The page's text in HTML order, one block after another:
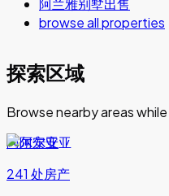
阿兰雅别墅出售
browse all properties
探索区域
Browse nearby areas
阿尔安亚
241 处房产